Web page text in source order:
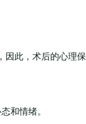
此，术后的心理
和情绪。